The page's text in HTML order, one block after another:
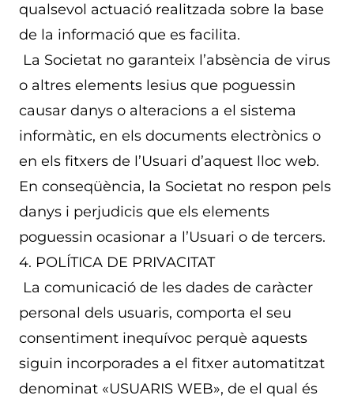
qualsevol actuació realitzada sobre la base
de la informació que es facilita.
La Societat no garanteix l’absència de virus
o altres elements lesius que poguessin
causar danys o alteracions a el sistema
informàtic, en els documents electrònics o
en els fitxers de l’Usuari d’aquest lloc web.
En conseqüència, la Societat no respon pels
danys i perjudicis que els elements
poguessin ocasionar a l’Usuari o de tercers.
4. POLÍTICA DE PRIVACITAT
La comunicació de les dades de caràcter
personal dels usuaris, comporta el seu
consentiment inequívoc perquè aquests
siguin incorporades a el fitxer automatitzat
denominat «USUARIS WEB», de el qual és